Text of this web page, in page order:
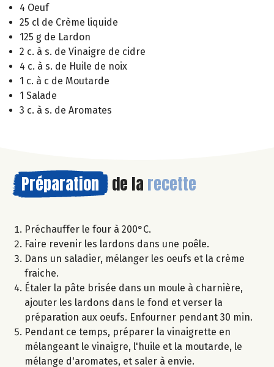
4 Oeuf
25 cl de Crème liquide
125 g de Lardon
2 c. à s. de Vinaigre de cidre
4 c. à s. de Huile de noix
1 c. à c de Moutarde
1 Salade
3 c. à s. de Aromates
Préparation de la recette
Préchauffer le four à 200°C.
Faire revenir les lardons dans une poêle.
Dans un saladier, mélanger les oeufs et la crème
fraiche.
Étaler la pâte brisée dans un moule à charnière,
ajouter les lardons dans le fond et verser la
préparation aux oeufs. Enfourner pendant 30 min.
Pendant ce temps, préparer la vinaigrette en
mélangeant le vinaigre, l'huile et la moutarde, le
mélange d'aromates, et saler à envie.